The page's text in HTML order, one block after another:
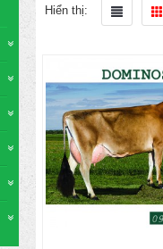
Hiển thị: